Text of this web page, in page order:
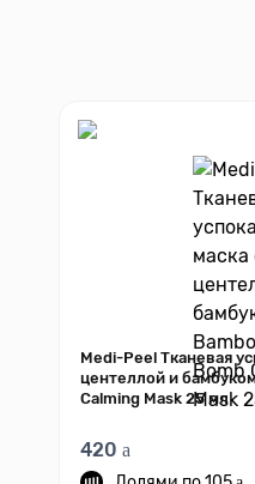
Medi-Peel Тканевая
центеллой и
Calming Mask 25 мл
420